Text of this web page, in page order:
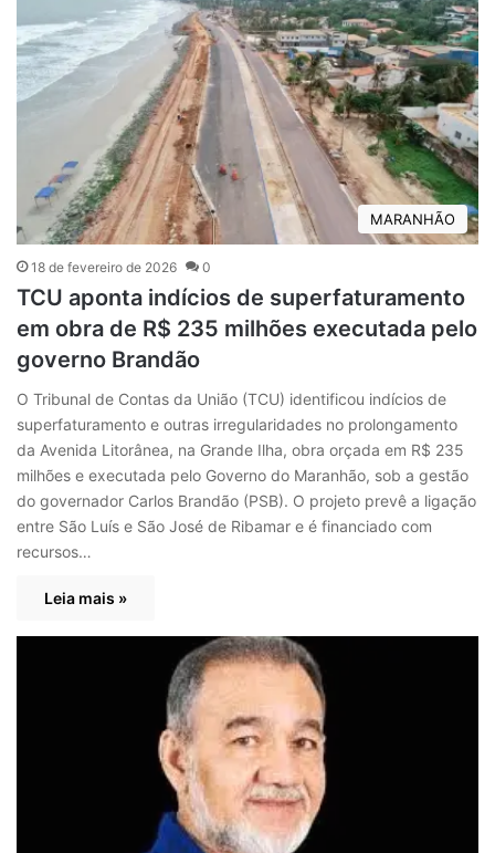
MARANHÃO
18 de fevereiro de 2026 0
TCU aponta indícios de superfaturamento
em obra de R$ 235 milhões executada pelo
governo Brandão
O Tribunal de Contas da União (TCU) identificou indícios de
superfaturamento e outras irregularidades no prolongamento
da Avenida Litorânea, na Grande Ilha, obra orçada em R$ 235
milhões e executada pelo Governo do Maranhão, sob a gestão
do governador Carlos Brandão (PSB). O projeto prevê a ligação
entre São Luís e São José de Ribamar e é financiado com
recursos…
Leia mais »